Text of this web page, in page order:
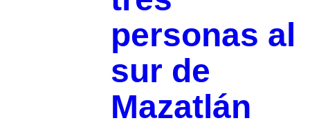
personas al
sur de
Mazatlán